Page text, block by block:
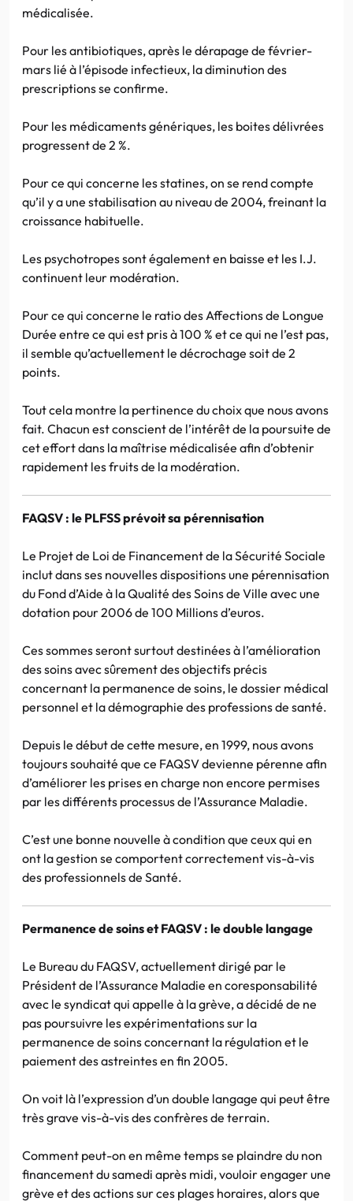
médicalisée.
Pour les antibiotiques, après le dérapage de février-
mars lié à l’épisode infectieux, la diminution des
prescriptions se confirme.
Pour les médicaments génériques, les boites délivrées
progressent de 2 %.
Pour ce qui concerne les statines, on se rend compte
qu’il y a une stabilisation au niveau de 2004, freinant la
croissance habituelle.
Les psychotropes sont également en baisse et les I.J.
continuent leur modération.
Pour ce qui concerne le ratio des Affections de Longue
Durée entre ce qui est pris à 100 % et ce qui ne l’est pas,
il semble qu’actuellement le décrochage soit de 2
points.
Tout cela montre la pertinence du choix que nous avons
fait. Chacun est conscient de l’intérêt de la poursuite de
cet effort dans la maîtrise médicalisée afin d’obtenir
rapidement les fruits de la modération.
FAQSV : le PLFSS prévoit sa pérennisation
Le Projet de Loi de Financement de la Sécurité Sociale
inclut dans ses nouvelles dispositions une pérennisation
du Fond d’Aide à la Qualité des Soins de Ville avec une
dotation pour 2006 de 100 Millions d’euros.
Ces sommes seront surtout destinées à l’amélioration
des soins avec sûrement des objectifs précis
concernant la permanence de soins, le dossier médical
personnel et la démographie des professions de santé.
Depuis le début de cette mesure, en 1999, nous avons
toujours souhaité que ce FAQSV devienne pérenne afin
d’améliorer les prises en charge non encore permises
par les différents processus de l’Assurance Maladie.
C’est une bonne nouvelle à condition que ceux qui en
ont la gestion se comportent correctement vis-à-vis
des professionnels de Santé.
Permanence de soins et FAQSV : le double langage
Le Bureau du FAQSV, actuellement dirigé par le
Président de l’Assurance Maladie en coresponsabilité
avec le syndicat qui appelle à la grève, a décidé de ne
pas poursuivre les expérimentations sur la
permanence de soins concernant la régulation et le
paiement des astreintes en fin 2005.
On voit là l’expression d’un double langage qui peut être
très grave vis-à-vis des confrères de terrain.
Comment peut-on en même temps se plaindre du non
financement du samedi après midi, vouloir engager une
grève et des actions sur ces plages horaires, alors que